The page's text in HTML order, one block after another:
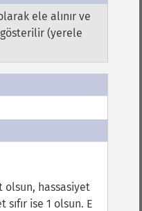
ele alınır ve
(yerele
olsun, hassasiyet
ise 1 olsun. E